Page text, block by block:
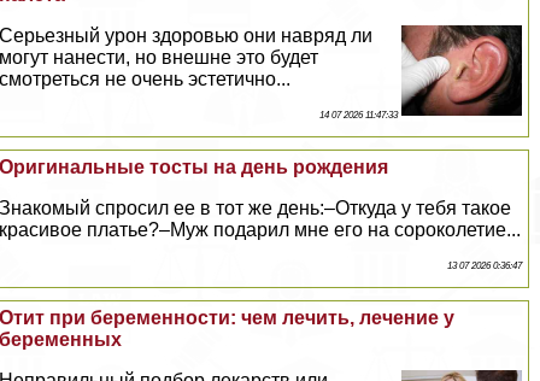
Серьезный урон здоровью они навряд ли
могут нанести, но внешне это будет
смотреться не очень эстетично...
14 07 2026 11:47:33
Оригинальные тосты на день рождения
Знакомый спросил ее в тот же день:–Откуда у тебя такое
красивое платье?–Муж подарил мне его на сороколетие...
13 07 2026 0:36:47
Отит при беременности: чем лечить, лечение у
беременных